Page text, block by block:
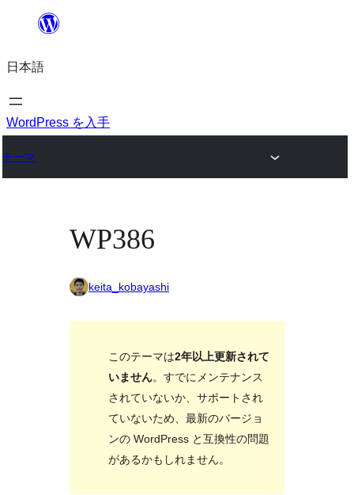
を
ス
キ
プ
日本語
WordPress を入手
テーマ
WP386
keita_kobayashi
このテーマは2年以上更新されて
いません。すでにメンテナンス
されていないか、サポートされ
ていないため、最新のバージョ
ンの WordPress と互換性の問題
があるかもしれません。